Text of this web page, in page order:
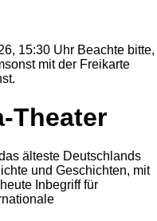
15:30 Uhr Beachte bitte,
mit der Freikarte
Theater
älteste Deutschlands
und Geschichten, mit
Inbegriff für